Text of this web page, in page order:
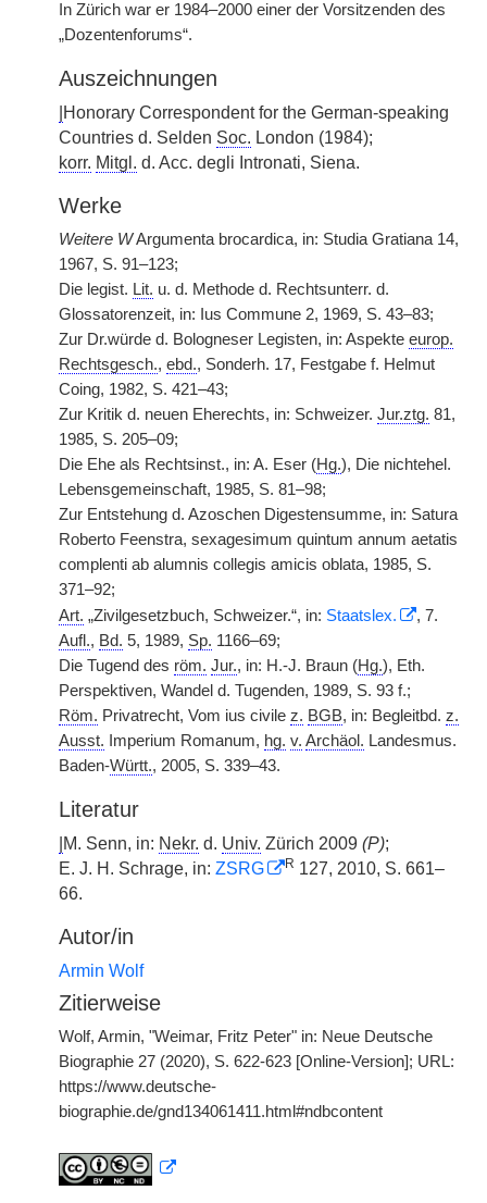
In Zürich war er 1984–2000 einer der Vorsitzenden des
„Dozentenforums“.
Auszeichnungen
Honorary Correspondent for the German-speaking
Countries d. Selden Soc. London (1984);
korr. Mitgl. d. Acc. degli Intronati, Siena.
Werke
Weitere WArgumenta brocardica, in: Studia Gratiana 14,
1967, S. 91–123;
Die legist. Lit. u. d. Methode d. Rechtsunterr. d.
Glossatorenzeit, in: Ius Commune 2, 1969, S. 43–83;
Zur Dr.würde d. Bologneser Legisten, in: Aspekte europ.
Rechtsgesch., ebd., Sonderh. 17, Festgabe f. Helmut
Coing, 1982, S. 421–43;
Zur Kritik d. neuen Eherechts, in: Schweizer. Jur.ztg. 81,
1985, S. 205–09;
Die Ehe als Rechtsinst., in: A. Eser (Hg.), Die nichtehel.
Lebensgemeinschaft, 1985, S. 81–98;
Zur Entstehung d. Azoschen Digestensumme, in: Satura
Roberto Feenstra, sexagesimum quintum annum aetatis
complenti ab alumnis collegis amicis oblata, 1985, S.
371–92;
Art. „Zivilgesetzbuch, Schweizer.“, in: Staatslex.
, 7.
Aufl., Bd. 5, 1989, Sp. 1166–69;
Die Tugend des röm. Jur., in: H.-J. Braun (Hg.), Eth.
Perspektiven, Wandel d. Tugenden, 1989, S. 93 f.;
Röm. Privatrecht, Vom ius civile z. BGB, in: Begleitbd. z.
Ausst. Imperium Romanum, hg. v. Archäol. Landesmus.
Baden-Württ., 2005, S. 339–43.
Literatur
M. Senn, in: Nekr. d. Univ. Zürich 2009 (P);
E. J. H. Schrage, in: ZSRG R 127, 2010, S. 661–
66.
Autor/in
Armin Wolf
Zitierweise
Wolf, Armin, "Weimar, Fritz Peter" in: Neue Deutsche
Biographie 27 (2020), S. 622-623 [Online-Version]; URL:
https://www.deutsche-
biographie.de/gnd134061411.html#ndbcontent